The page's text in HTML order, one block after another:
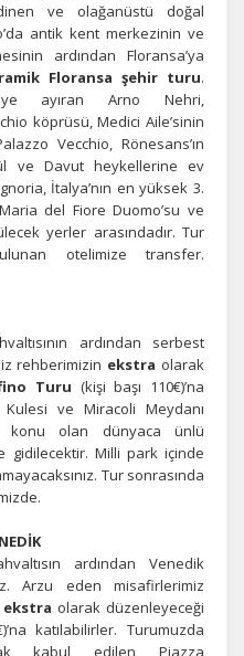
ve olağanüstü doğal
antik kent merkezinin ve
ardından Floransa’ya
Floransa şehir turu.
ayıran Arno Nehri,
köprüsü, Medici Aile’sinin
Vecchio, Rönesans’ın
ve Davut heykellerine ev
İtalya’nın en yüksek 3.
del Fiore Duomo’su ve
yerler arasındadır. Tur
otelimize transfer.
ardından serbest
rehberimizin ekstra olarak
Turu (kişi başı 110€)’na
ve Miracoli Meydanı
konu olan dünyaca ünlü
gidilecektir. Milli park içinde
Tur sonrasında
ardından Venedik
Arzu eden misafirlerimiz
olarak düzenleyeceği
katılabilirler. Turumuzda
kabul edilen Piazza